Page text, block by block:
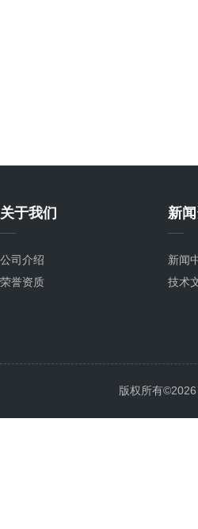
关于我们
公司介绍
荣誉资质
新
新闻
技术
版权所有